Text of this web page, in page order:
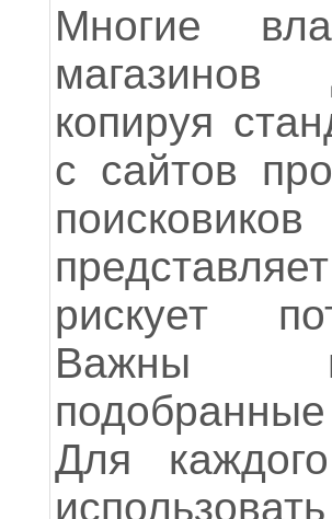
Многие
магазинов
копируя
с сайтов
рискует
Важны
Для